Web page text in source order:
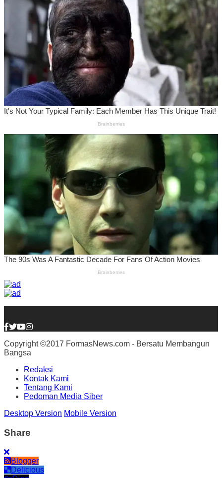
Copyright ©2017 FormasNews.com - Bersatu Membangun
Bangsa
Redaksi
Kontak Kami
Tentang Kami
Pedoman Media Siber
Desktop Version Mobile Version
Share
Blogger
Delicious